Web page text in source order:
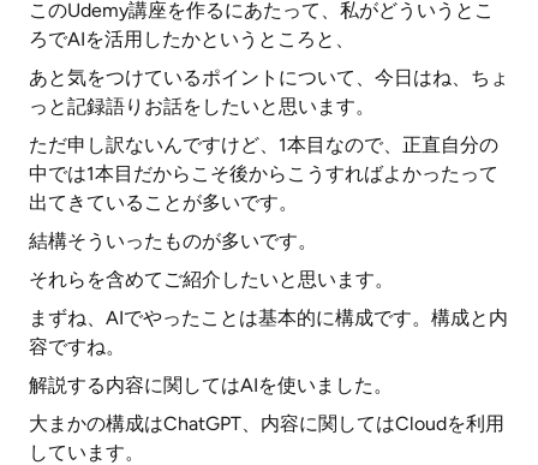
このUdemy講座を作るにあたって、私がどういうとこ
ろでAIを活用したかというところと、
あと気をつけているポイントについて、今日はね、ちょ
っと記録語りお話をしたいと思います。
ただ申し訳ないんですけど、1本目なので、正直自分の
中では1本目だからこそ後からこうすればよかったって
出てきていることが多いです。
結構そういったものが多いです。
それらを含めてご紹介したいと思います。
まずね、AIでやったことは基本的に構成です。構成と内
容ですね。
解説する内容に関してはAIを使いました。
大まかの構成はChatGPT、内容に関してはCloudを利用
しています。